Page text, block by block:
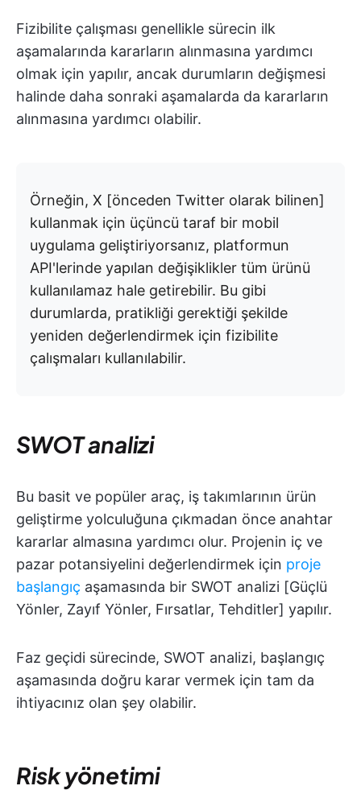
Fizibilite çalışması genellikle sürecin ilk
aşamalarında kararların alınmasına yardımcı
olmak için yapılır, ancak durumların değişmesi
halinde daha sonraki aşamalarda da kararların
alınmasına yardımcı olabilir.
Örneğin, X [önceden Twitter olarak bilinen]
kullanmak için üçüncü taraf bir mobil
uygulama geliştiriyorsanız, platformun
API'lerinde yapılan değişiklikler tüm ürünü
kullanılamaz hale getirebilir. Bu gibi
durumlarda, pratikliği gerektiği şekilde
yeniden değerlendirmek için fizibilite
çalışmaları kullanılabilir.
SWOT analizi
Bu basit ve popüler araç, iş takımlarının ürün
geliştirme yolculuğuna çıkmadan önce anahtar
kararlar almasına yardımcı olur. Projenin iç ve
pazar potansiyelini değerlendirmek için proje
başlangıç aşamasında bir SWOT analizi [Güçlü
Yönler, Zayıf Yönler, Fırsatlar, Tehditler] yapılır.
Faz geçidi sürecinde, SWOT analizi, başlangıç
aşamasında doğru karar vermek için tam da
ihtiyacınız olan şey olabilir.
Risk yönetimi